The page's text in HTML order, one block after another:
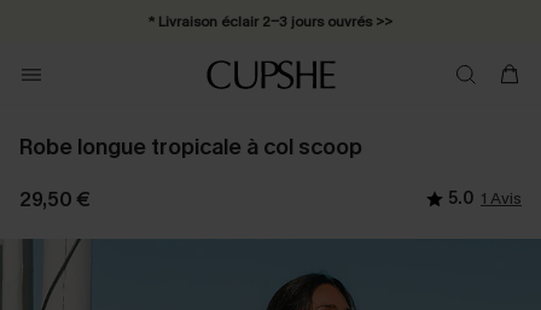
* Livraison éclair 2-3 jours ouvrés >>
Robe longue tropicale à col scoop
29,50 € 5.0 1 Avis